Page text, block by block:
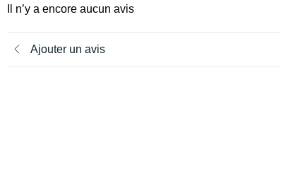
Il n’y a encore aucun avis
Ajouter un avis